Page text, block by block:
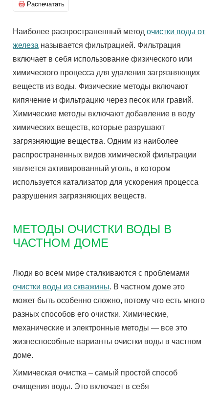
Распечатать
Наиболее распространенный методочистки воды от
железа называется фильтрацией. Фильтрация
включает в себя использование физического или
химического процесса для удаления загрязняющих
веществ из воды. Физические методы включают
кипячение и фильтрацию через песок или гравий.
Химические методы включают добавление в воду
химических веществ, которые разрушают
загрязняющие вещества. Одним из наиболее
распространенных видов химической фильтрации
является активированный уголь, в котором
используется катализатор для ускорения процесса
разрушения загрязняющих веществ.
МЕТОДЫ ОЧИСТКИ ВОДЫ В
ЧАСТНОМ ДОМЕ
Люди во всем мире сталкиваются с проблемами
очистки воды из скважины. В частном доме это
может быть особенно сложно, потому что есть много
разных способов его очистки. Химические,
механические и электронные методы — все это
жизнеспособные варианты очистки воды в частном
доме.
Химическая очистка – самый простой способ
очищения воды. Это включает в себя